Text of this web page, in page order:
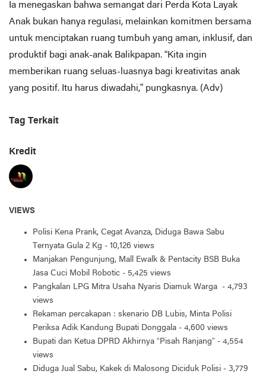
Ia menegaskan bahwa semangat dari Perda Kota Layak
Anak bukan hanya regulasi, melainkan komitmen bersama
untuk menciptakan ruang tumbuh yang aman, inklusif, dan
produktif bagi anak-anak Balikpapan. “Kita ingin
memberikan ruang seluas-luasnya bagi kreativitas anak
yang positif. Itu harus diwadahi,” pungkasnya. (Adv)
Tag Terkait
Kredit
VIEWS
Polisi Kena Prank, Cegat Avanza, Diduga Bawa Sabu
Ternyata Gula 2 Kg - 10,126 views
Manjakan Pengunjung, Mall Ewalk & Pentacity BSB Buka
Jasa Cuci Mobil Robotic - 5,425 views
Pangkalan LPG Mitra Usaha Nyaris Diamuk Warga - 4,793
views
Rekaman percakapan : skenario DB Lubis, Minta Polisi
Periksa Adik Kandung Bupati Donggala - 4,600 views
Bupati dan Ketua DPRD Akhirnya “Pisah Ranjang” - 4,554
views
Diduga Jual Sabu, Kakek di Malosong Diciduk Polisi - 3,779